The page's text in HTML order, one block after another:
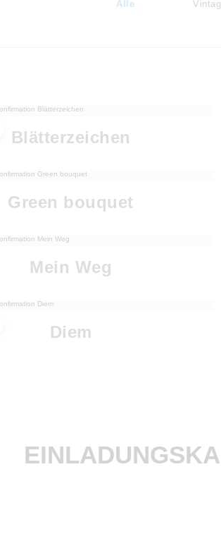
Alle
Blätterzeichen
Green bouquet
Mein Weg
Diem